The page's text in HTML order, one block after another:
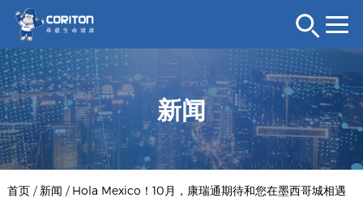
新闻
首页/ 新闻 / Hola Mexico！10月，康瑞通期待和您在墨西哥城相遇